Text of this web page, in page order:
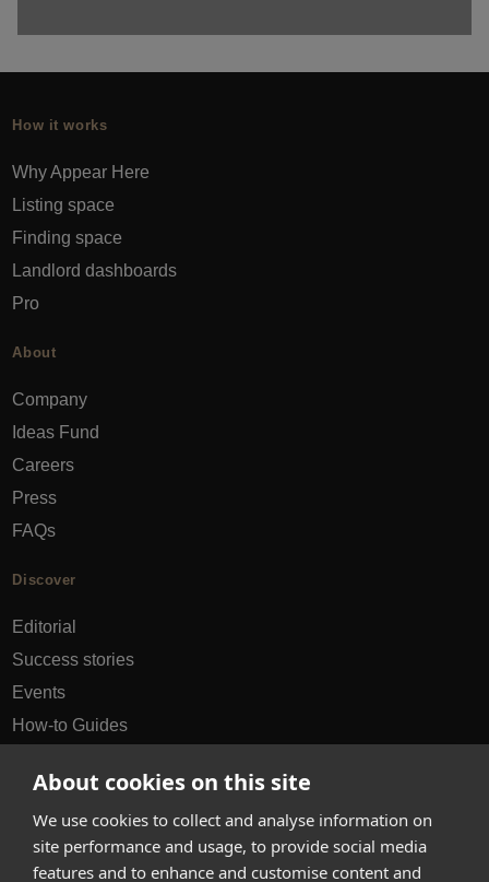
About cookies on this site
We use cookies to collect and analyse information on
site performance and usage, to provide social media
features and to enhance and customise content and
How it works
Why Appear Here
Listing space
Finding space
Landlord dashboards
Pro
About
Company
Ideas Fund
Careers
Press
FAQs
Discover
Editorial
Success stories
Events
How-to Guides
hello@appearhere.co.uk